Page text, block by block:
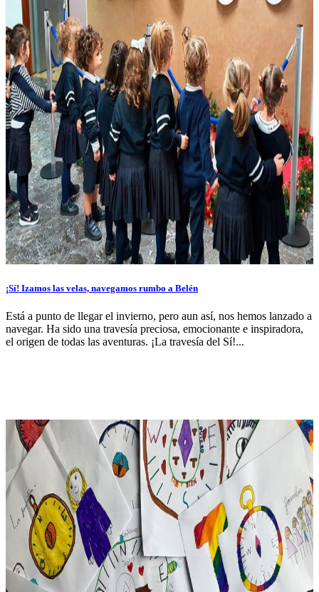
¡Sí! Izamos las velas, navegamos rumbo a Belén
Está a punto de llegar el invierno, pero aun así, nos hemos lanzado a
navegar. Ha sido una travesía preciosa, emocionante e inspiradora,
el origen de todas las aventuras. ¡La travesía del Sí!...